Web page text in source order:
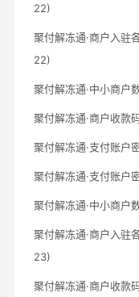
22)
聚付解冻通·商户入驻
22)
聚付解冻通·中小商户
聚付解冻通·商户收款
聚付解冻通·支付账户
聚付解冻通·支付账户
聚付解冻通·中小商户
聚付解冻通·商户入驻
23)
聚付解冻通·商户收款